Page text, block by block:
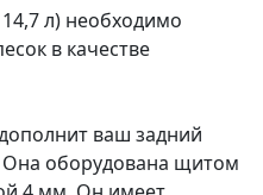
л) необходимо
в качестве
дополнит ваш задний
оборудована щитом